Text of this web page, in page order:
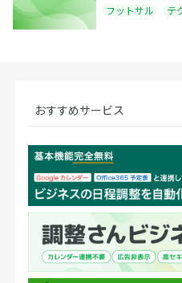
フットサル テ
おすすめサービス